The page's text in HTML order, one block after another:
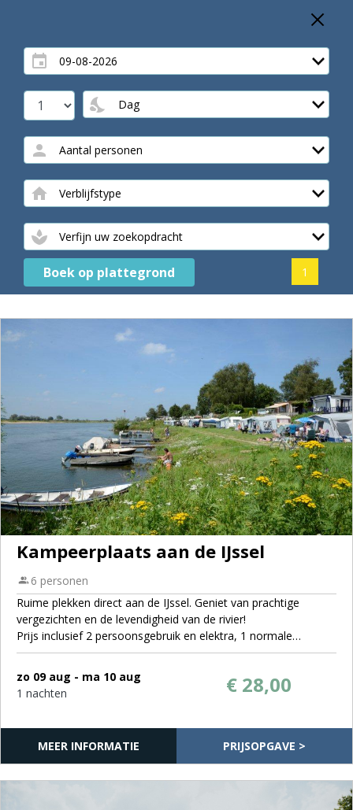
Boek op plattegrond 1
Kampeerplaats aan de IJssel
6 personen
Ruime plekken direct aan de IJssel. Geniet van prachtige
vergezichten en de levendigheid van de rivier!
Prijs inclusief 2 persoonsgebruik en elektra, 1 normale
personenauto is toegestaan. Bij grotere voertuigen (Bussen,
parkeerplaats te zetten na het lossen. Dit ter beoordeling van
camping. Indien u kampeert in een camper is géén extra
zo 09 aug - ma 10 aug
1 nachten
€ 28,00
MEER INFORMATIE PRIJSOPGAVE >